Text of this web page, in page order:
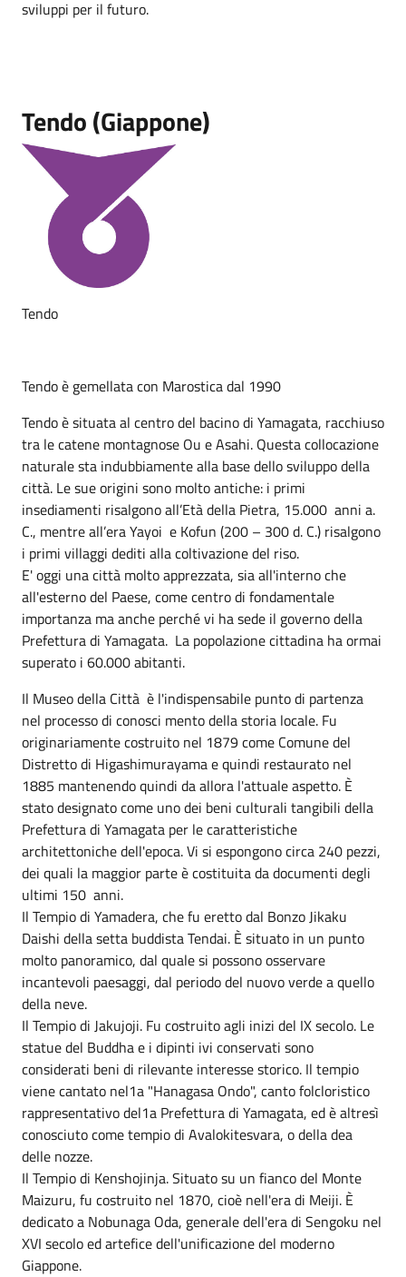
sviluppi per il futuro.
Tendo (Giappone)
Tendo
Tendo è gemellata con Marostica dal 1990
Tendo è situata al centro del bacino di Yamagata, racchiuso
tra le catene montagnose Ou e Asahi. Questa collocazione
naturale sta indubbiamente alla base dello sviluppo della
città. Le sue origini sono molto antiche: i primi
insediamenti risalgono all’Età della Pietra, 15.000 anni a.
C., mentre all’era Yayoi e Kofun (200 – 300 d. C.) risalgono
i primi villaggi dediti alla coltivazione del riso.
E' oggi una città molto apprezzata, sia all'interno che
all'esterno del Paese, come centro di fondamentale
importanza ma anche perché vi ha sede il governo della
Prefettura di Yamagata. La popolazione cittadina ha ormai
superato i 60.000 abitanti.
Il Museo della Città è l'indispensabile punto di partenza
nel processo di conosci mento della storia locale. Fu
originariamente costruito nel 1879 come Comune del
Distretto di Higashimurayama e quindi restaurato nel
1885 mantenendo quindi da allora l'attuale aspetto. È
stato designato come uno dei beni culturali tangibili della
Prefettura di Yamagata per le caratteristiche
architettoniche dell'epoca. Vi si espongono circa 240 pezzi,
dei quali la maggior parte è costituita da documenti degli
ultimi 150 anni.
Il Tempio di Yamadera, che fu eretto dal Bonzo Jikaku
Daishi della setta buddista Tendai. È situato in un punto
molto panoramico, dal quale si possono osservare
incantevoli paesaggi, dal periodo del nuovo verde a quello
della neve.
Il Tempio di Jakujoji. Fu costruito agli inizi del IX secolo. Le
statue del Buddha e i dipinti ivi conservati sono
considerati beni di rilevante interesse storico. Il tempio
viene cantato nel1a "Hanagasa Ondo", canto folcloristico
rappresentativo del1a Prefettura di Yamagata, ed è altresì
conosciuto come tempio di Avalokitesvara, o della dea
delle nozze.
Il Tempio di Kenshojinja. Situato su un fianco del Monte
Maizuru, fu costruito nel 1870, cioè nell'era di Meiji. È
dedicato a Nobunaga Oda, generale dell'era di Sengoku nel
XVI secolo ed artefice dell'unificazione del moderno
Giappone.